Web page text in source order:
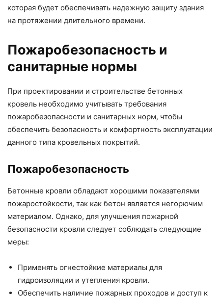
которая будет обеспечивать надежную защиту здания
на протяжении длительного времени.
Пожаробезопасность и
санитарные нормы
При проектировании и строительстве бетонных
кровель необходимо учитывать требования
пожаробезопасности и санитарных норм, чтобы
обеспечить безопасность и комфортность эксплуатации
данного типа кровельных покрытий.
Пожаробезопасность
Бетонные кровли обладают хорошими показателями
пожаростойкости, так как бетон является негорючим
материалом. Однако, для улучшения пожарной
безопасности кровли следует соблюдать следующие
меры:
Применять огнестойкие материалы для
гидроизоляции и утепления кровли.
Обеспечить наличие пожарных проходов и доступ к